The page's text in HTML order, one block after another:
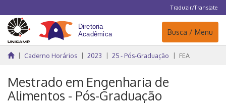
Traduzir/Translate
Navegação
Busca / Menu
Caderno Horários 2023 2S - Pós-Graduação FEA
Mestrado em Engenharia de
Alimentos - Pós-Graduação